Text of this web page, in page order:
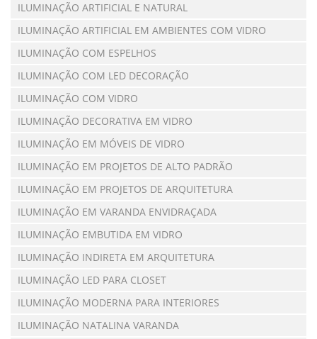
ILUMINAÇÃO ARTIFICIAL E NATURAL
ILUMINAÇÃO ARTIFICIAL EM AMBIENTES COM VIDRO
ILUMINAÇÃO COM ESPELHOS
ILUMINAÇÃO COM LED DECORAÇÃO
ILUMINAÇÃO COM VIDRO
ILUMINAÇÃO DECORATIVA EM VIDRO
ILUMINAÇÃO EM MÓVEIS DE VIDRO
ILUMINAÇÃO EM PROJETOS DE ALTO PADRÃO
ILUMINAÇÃO EM PROJETOS DE ARQUITETURA
ILUMINAÇÃO EM VARANDA ENVIDRAÇADA
ILUMINAÇÃO EMBUTIDA EM VIDRO
ILUMINAÇÃO INDIRETA EM ARQUITETURA
ILUMINAÇÃO LED PARA CLOSET
ILUMINAÇÃO MODERNA PARA INTERIORES
ILUMINAÇÃO NATALINA VARANDA